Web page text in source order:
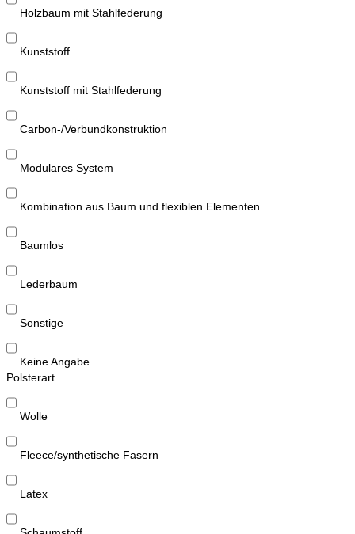
Holzbaum mit Stahlfederung
Kunststoff
Kunststoff mit Stahlfederung
Carbon-/Verbundkonstruktion
Modulares System
Kombination aus Baum und flexiblen Elementen
Baumlos
Lederbaum
Sonstige
Keine Angabe
Polsterart
Wolle
Fleece/synthetische Fasern
Latex